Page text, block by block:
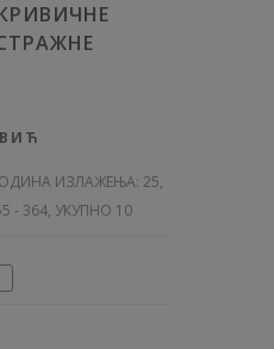
ИЗЛАЖЕЊА: 25,
- 364, УКУПНО 10